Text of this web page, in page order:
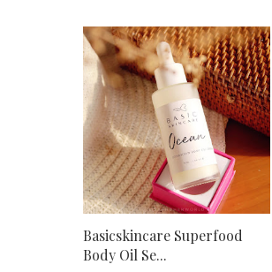
Basicskincare Superfood
Body Oil Se...